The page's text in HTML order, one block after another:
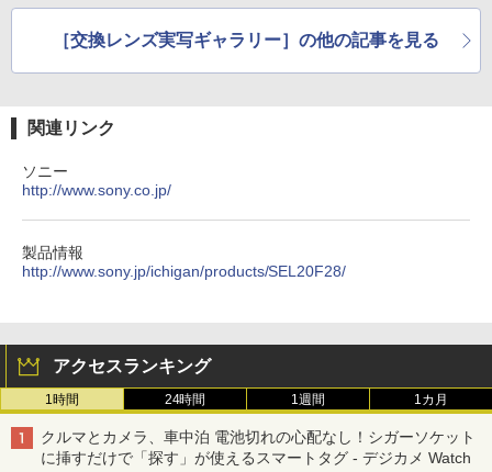
［交換レンズ実写ギャラリー］の他の記事を見る
関連リンク
ソニー
http://www.sony.co.jp/
製品情報
http://www.sony.jp/ichigan/products/SEL20F28/
アクセスランキング
1時間 24時間 1週間 1カ月
クルマとカメラ、車中泊 電池切れの心配なし！シガーソケット
に挿すだけで「探す」が使えるスマートタグ - デジカメ Watch